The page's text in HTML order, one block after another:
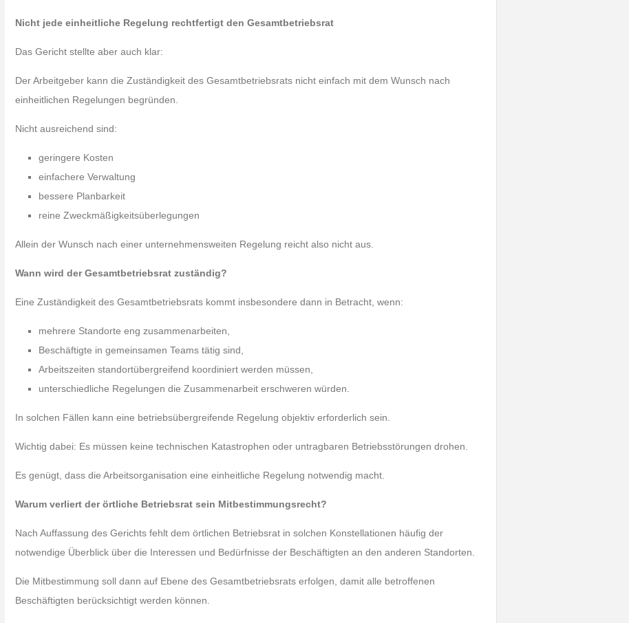
Nicht jede einheitliche Regelung rechtfertigt den Gesamtbetriebsrat
Das Gericht stellte aber auch klar:
Der Arbeitgeber kann die Zuständigkeit des Gesamtbetriebsrats nicht einfach mit dem Wunsch nach
einheitlichen Regelungen begründen.
Nicht ausreichend sind:
geringere Kosten
einfachere Verwaltung
bessere Planbarkeit
reine Zweckmäßigkeitsüberlegungen
Allein der Wunsch nach einer unternehmensweiten Regelung reicht also nicht aus.
Wann wird der Gesamtbetriebsrat zuständig?
Eine Zuständigkeit des Gesamtbetriebsrats kommt insbesondere dann in Betracht, wenn:
mehrere Standorte eng zusammenarbeiten,
Beschäftigte in gemeinsamen Teams tätig sind,
Arbeitszeiten standortübergreifend koordiniert werden müssen,
unterschiedliche Regelungen die Zusammenarbeit erschweren würden.
In solchen Fällen kann eine betriebsübergreifende Regelung objektiv erforderlich sein.
Wichtig dabei: Es müssen keine technischen Katastrophen oder untragbaren Betriebsstörungen drohen.
Es genügt, dass die Arbeitsorganisation eine einheitliche Regelung notwendig macht.
Warum verliert der örtliche Betriebsrat sein Mitbestimmungsrecht?
Nach Auffassung des Gerichts fehlt dem örtlichen Betriebsrat in solchen Konstellationen häufig der
notwendige Überblick über die Interessen und Bedürfnisse der Beschäftigten an den anderen Standorten.
Die Mitbestimmung soll dann auf Ebene des Gesamtbetriebsrats erfolgen, damit alle betroffenen
Beschäftigten berücksichtigt werden können.